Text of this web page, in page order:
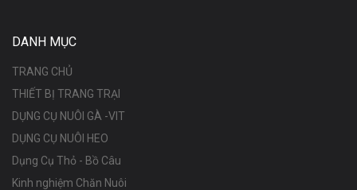
DANH MỤC
TRANG CHỦ
THIẾT BỊ TRANG TRẠI
DỤNG CỤ NUÔI GÀ -VIT
DỤNG CỤ NUÔI HEO
Dụng Cụ Thỏ - Bồ Câu
Kinh nghiệm Chăn Nuôi